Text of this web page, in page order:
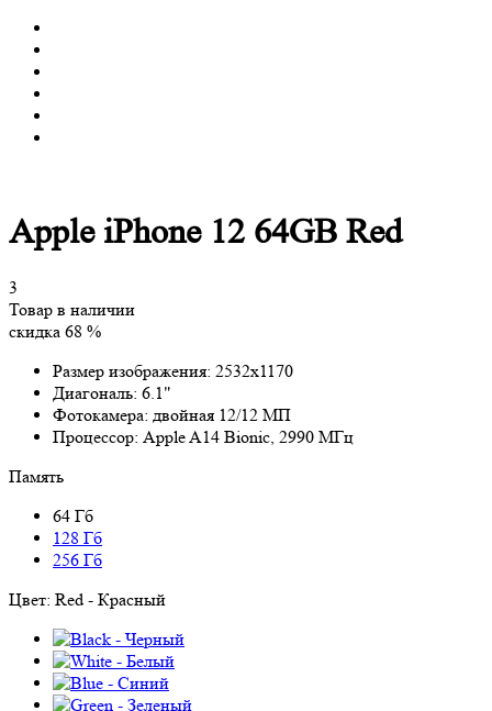
Apple iPhone 12 64GB Red
3
Товар в наличии
скидка 68 %
Размер изображения: 2532x1170
Диагональ: 6.1"
Фотокамера: двойная 12/12 МП
Процессор: Apple A14 Bionic, 2990 МГц
Память
64 Гб
128 Гб
256 Гб
Цвет: Red - Красный